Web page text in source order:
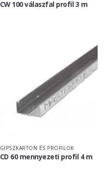
CW 100 válaszfal profil 3 m
GIPSZKARTON ÉS PROFILOK
CD 60 mennyezeti profil 4 m